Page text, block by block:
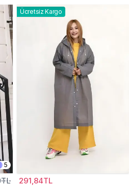
5
Ücretsiz Kargo
291,84TL